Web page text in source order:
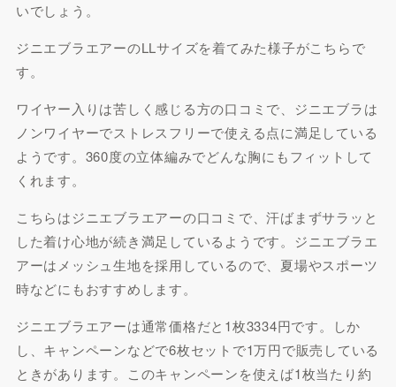
いでしょう。
ジニエブラエアーのLLサイズを着てみた様子がこちらで
す。
ワイヤー入りは苦しく感じる方の口コミで、ジニエブラは
ノンワイヤーでストレスフリーで使える点に満足している
ようです。360度の立体編みでどんな胸にもフィットして
くれます。
こちらはジニエブラエアーの口コミで、汗ばまずサラッと
した着け心地が続き満足しているようです。ジニエブラエ
アーはメッシュ生地を採用しているので、夏場やスポーツ
時などにもおすすめします。
ジニエブラエアーは通常価格だと1枚3334円です。しか
し、キャンペーンなどで6枚セットで1万円で販売している
ときがあります。このキャンペーンを使えば1枚当たり約